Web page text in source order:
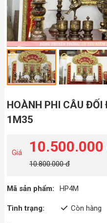
HOÀNH PHI CÂU ĐỐI
1M35
Giá 10.500.000
10.800.000 đ
Mã sản phẩm: HP4M
Tình trạng: Còn hàng